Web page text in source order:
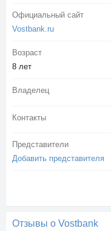
Официальный сайт
Vostbank.ru
Возраст
8 лет
Владелец
Контакты
Представители
Добавить представителя
Отзывы о Vostbank